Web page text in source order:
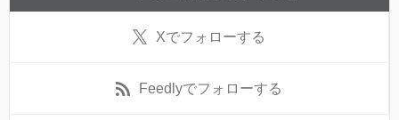
Xでフォローする
Feedlyでフォローする